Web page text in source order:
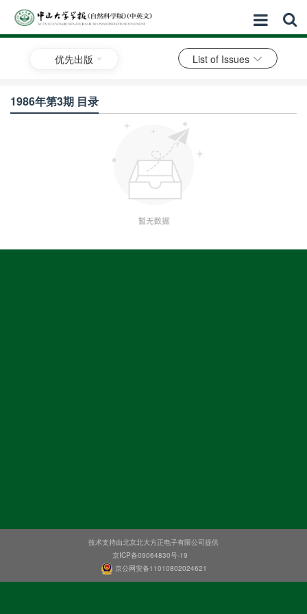
优先出版 List of Issues
1986年第3期 目录
技术支持由北京北大方正电子有限公司提供
京ICP备09064830号-19
京公网安备11010802024621